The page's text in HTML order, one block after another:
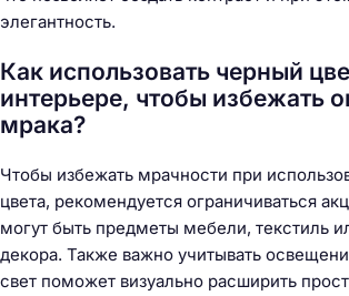
элегантность.
Как использовать черный
интерьере, чтобы избежать
мрака?
Чтобы избежать мрачности при
цвета, рекомендуется ограничиваться
могут быть предметы мебели, текстиль
декора. Также важно учитывать
свет поможет визуально расширить